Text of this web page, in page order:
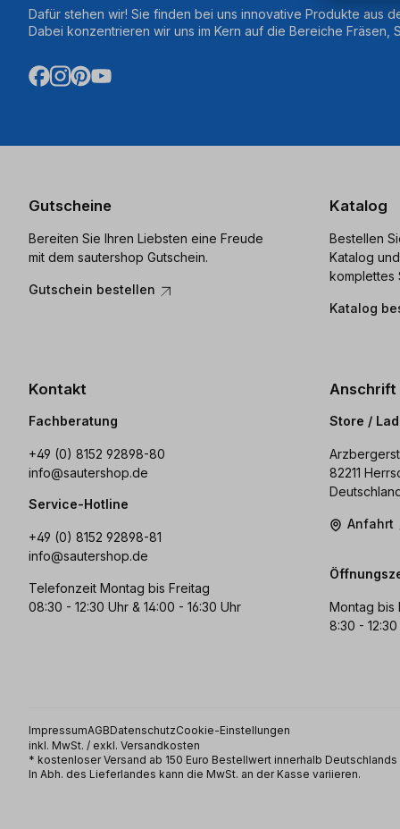
Dafür stehen wir! Sie finden bei uns innovative Produkte aus
Dabei konzentrieren wir uns im Kern auf die Bereiche Fräsen,
Gutscheine
Bereiten Sie Ihren Liebsten eine Freude
mit dem sautershop Gutschein.
Gutschein bestellen
Katalog
Bestellen
Katalog
komplettes
Katalog
Kontakt
Fachberatung
+49 (0) 8152 92898-80
info@sautershop.de
Service-Hotline
+49 (0) 8152 92898-81
info@sautershop.de
Telefonzeit Montag bis Freitag
08:30 - 12:30 Uhr & 14:00 - 16:30 Uhr
Anschrift
Store /
82211
Anfahrt
Montag bis
8:30 -
ImpressumAGBDatenschutzCookie-Einstellungen
inkl. MwSt. / exkl. Versandkosten
* kostenloser Versand ab 150 Euro Bestellwert innerhalb
In Abh. des Lieferlandes kann die MwSt. an der Kasse variieren.